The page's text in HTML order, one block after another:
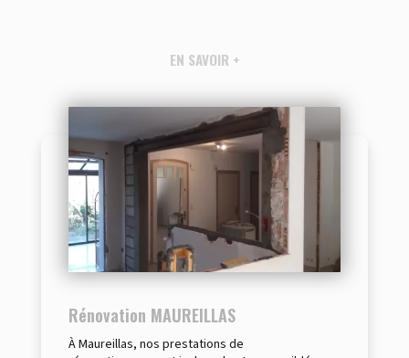
EN SAVOIR +
Rénovation MAUREILLAS
À Maureillas, nos prestations de